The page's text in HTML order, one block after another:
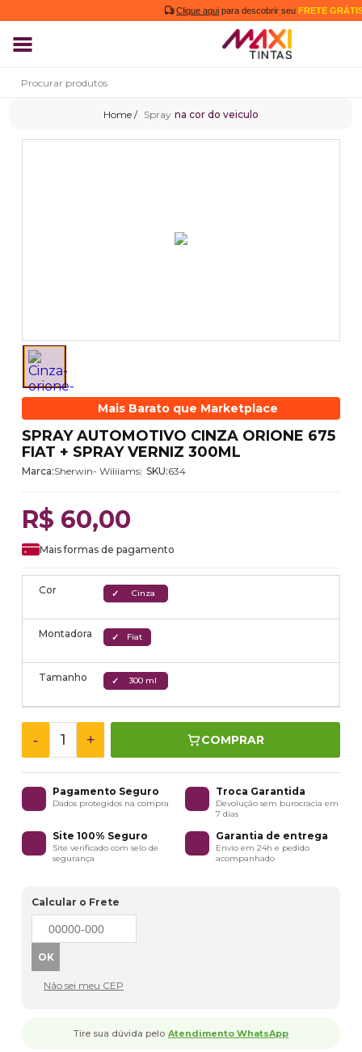
Clique aqui para descobrir seu FRETE
Spray na cor do veiculo
Mais Barato que Marketplace
SPRAY AUTOMOTIVO CINZA ORIONE 675
FIAT + SPRAY VERNIZ 300ML
Marca:Sherwin- Wiliiams SKU:634
R$ 60,00
Mais formas de pagamento
Cor Cinza
Montadora Fiat
Tamanho 300 ml
- + COMPRAR
Pagamento Seguro
Dados protegidos na compra
Troca Garantida
Devolução sem burocracia em
7 dias
Site 100% Seguro
Site verificado com selo de
segurança
Garantia de entrega
Envio em 24h e pedido
acompanhado
Calcular o Frete
Não sei meu CEP
Tire sua dúvida pelo Atendimento WhatsApp